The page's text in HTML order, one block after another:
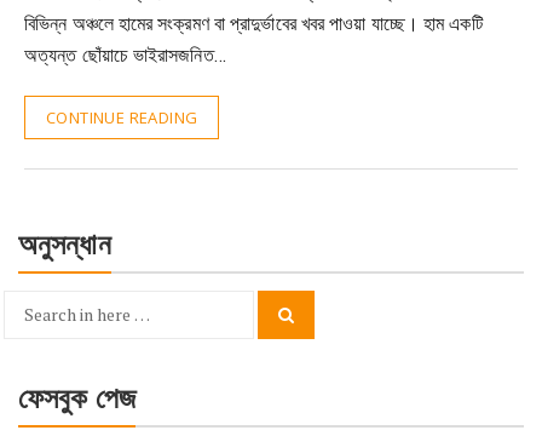
বিভিন্ন অঞ্চলে হামের সংক্রমণ বা প্রাদুর্ভাবের খবর পাওয়া যাচ্ছে। হাম একটি
অত্যন্ত ছোঁয়াচে ভাইরাসজনিত…
CONTINUE READING
অনুসন্ধান
Search
ফেসবুক পেজ